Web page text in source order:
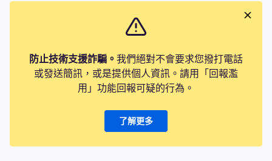
防止技術支援詐騙。 我們絕對不會要求您撥打電話
或發送簡訊，或是提供個人資訊。請用「回報濫
用」功能回報可疑的行為。
了解更多